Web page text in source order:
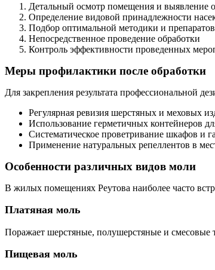
Детальный осмотр помещения и выявление
Определение видовой принадлежности
Подбор оптимальной методики и препаратов
Непосредственное проведение обработки
Контроль эффективности проведенных
Меры профилактики после обработки
Для закрепления результата профессиональной
Регулярная ревизия шерстяных и меховых
Использование герметичных контейнеров
Систематическое проветривание шкафов и
Применение натуральных репеллентов в
Особенности различных видов моли
В жилых помещениях Реутова наиболее часто
Платяная моль
Поражает шерстяные, полушерстяные и смесовые
Пищевая моль